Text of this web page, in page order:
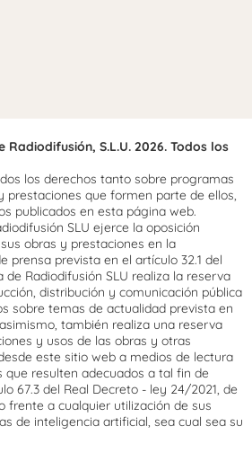
S.L.U. 2026. Todos los
los derechos tanto sobre programas
prestaciones que formen parte de ellos,
publicados en esta página web.
SLU ejerce la oposición
obras y prestaciones en la
prensa prevista en el artículo 32.1 del
de Radiodifusión SLU realiza la reserva
distribución y comunicación pública
sobre temas de actualidad prevista en
asimismo, también realiza una reserva
y usos de las obras y otras
este sitio web a medios de lectura
que resulten adecuados a tal fin de
67.3 del Real Decreto - ley 24/2021, de
frente a cualquier utilización de sus
de inteligencia artificial, sea cual sea su